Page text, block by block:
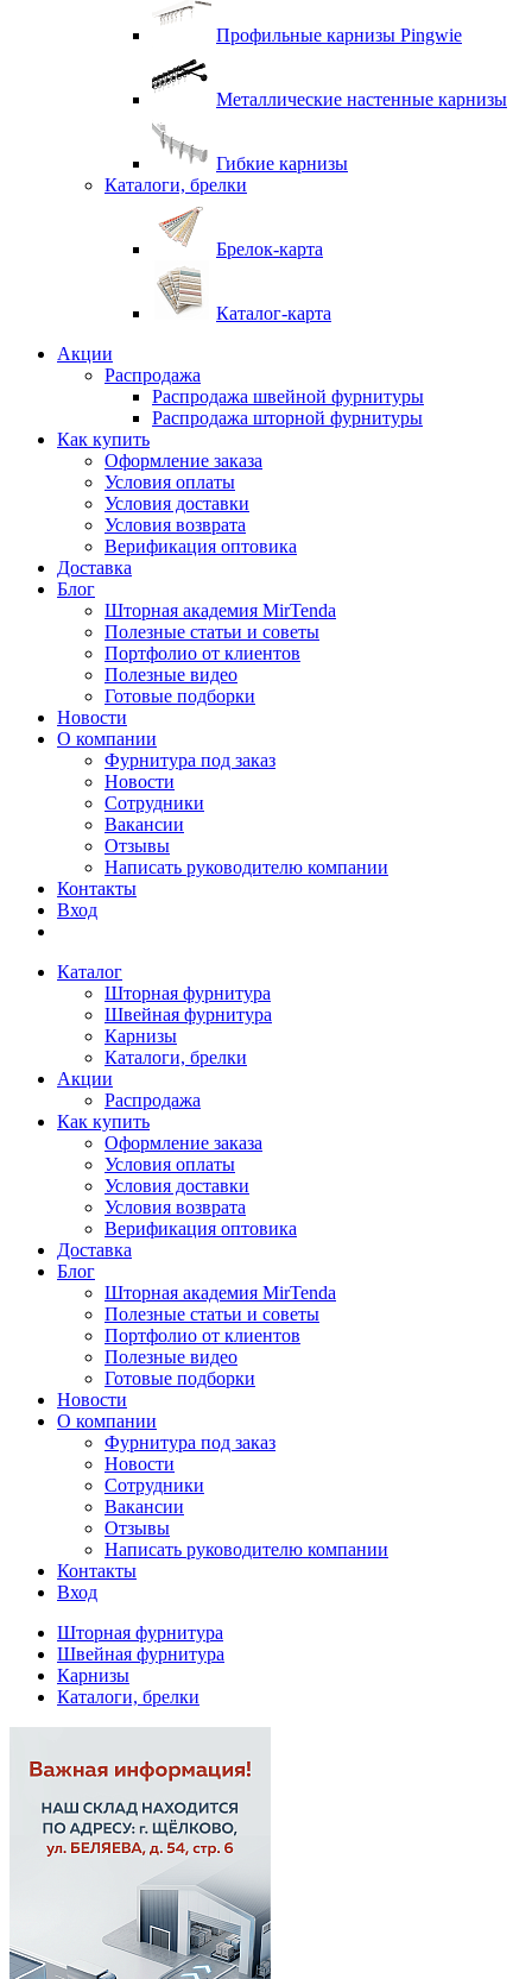
Профильные карнизы Pingwie
Металлические настенные карнизы
Гибкие карнизы
Каталоги, брелки
Брелок-карта
Каталог-карта
Акции
Распродажа
Распродажа швейной фурнитуры
Распродажа шторной фурнитуры
Как купить
Оформление заказа
Условия оплаты
Условия доставки
Условия возврата
Верификация оптовика
Доставка
Блог
Шторная академия MirTenda
Полезные статьи и советы
Портфолио от клиентов
Полезные видео
Готовые подборки
Новости
О компании
Фурнитура под заказ
Новости
Сотрудники
Вакансии
Отзывы
Написать руководителю компании
Контакты
Вход
Каталог
Шторная фурнитура
Швейная фурнитура
Карнизы
Каталоги, брелки
Акции
Распродажа
Как купить
Оформление заказа
Условия оплаты
Условия доставки
Условия возврата
Верификация оптовика
Доставка
Блог
Шторная академия MirTenda
Полезные статьи и советы
Портфолио от клиентов
Полезные видео
Готовые подборки
Новости
О компании
Фурнитура под заказ
Новости
Сотрудники
Вакансии
Отзывы
Написать руководителю компании
Контакты
Вход
Шторная фурнитура
Швейная фурнитура
Карнизы
Каталоги, брелки